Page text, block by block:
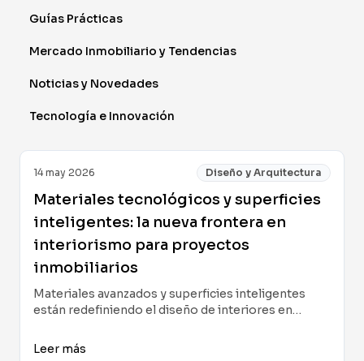
Guías Prácticas
Mercado Inmobiliario y Tendencias
Noticias y Novedades
Tecnología e Innovación
14 may 2026 Diseño y Arquitectura
Materiales tecnológicos y superficies
inteligentes: la nueva frontera en
interiorismo para proyectos
inmobiliarios
Materiales avanzados y superficies inteligentes
están redefiniendo el diseño de interiores en
estética, funcionalidad y sostenibilidad a partir de
Leer más